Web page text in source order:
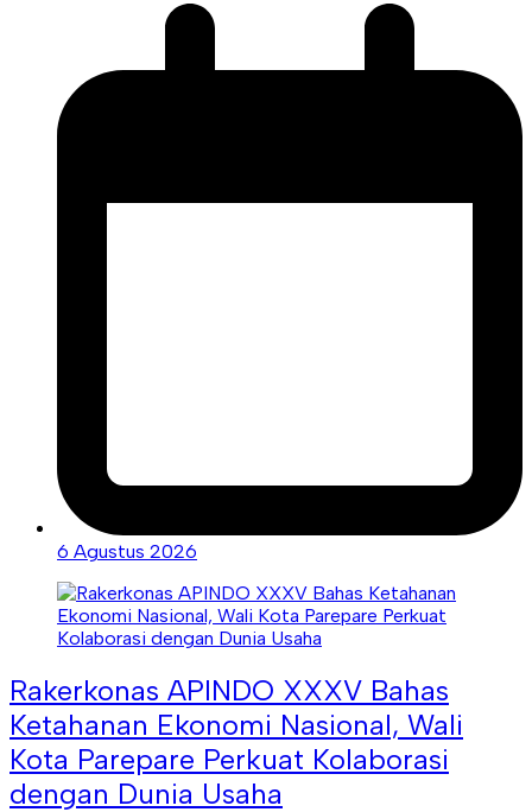
6 Agustus 2026
Rakerkonas APINDO XXXV Bahas
Ketahanan Ekonomi Nasional, Wali
Kota Parepare Perkuat Kolaborasi
dengan Dunia Usaha